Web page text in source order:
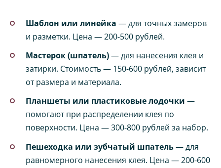
Шаблон или линейка — для точных замеров
и разметки. Цена — 200-500 рублей.
Мастерок (шпатель)— для нанесения клея и
затирки. Стоимость — 150-600 рублей, зависит
от размера и материала.
Планшеты или пластиковые лодочки —
помогают при распределении клея по
поверхности. Цена — 300-800 рублей за набор.
Пешеходка или зубчатый шпатель— для
равномерного нанесения клея. Цена — 200-600